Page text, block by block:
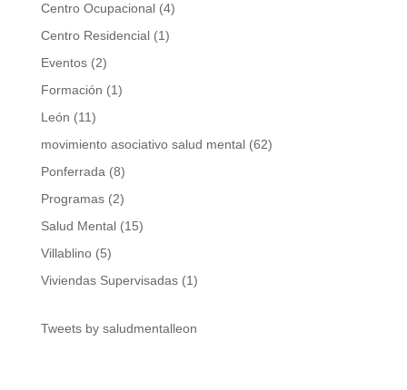
Centro Ocupacional(4)
Centro Residencial(1)
Eventos(2)
Formación (1)
León (11)
movimiento asociativo salud mental(62)
Ponferrada(8)
Programas(2)
Salud Mental(15)
Villablino(5)
Viviendas Supervisadas(1)
Tweets by saludmentalleon